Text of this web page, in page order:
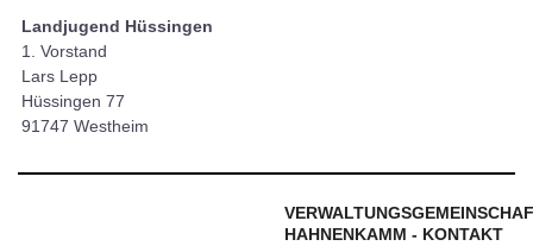
Landjugend Hüssingen
1. Vorstand
Lars Lepp
Hüssingen 77
91747 Westheim
HAHNENKAMM - KONTAKT